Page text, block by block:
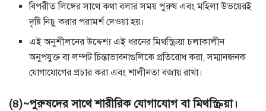
বিপরীত লিঙ্গের সাথে কথা বলার সময় পুরুষ এবং মহিলা উভয়েরই
দৃষ্টি নিচু করার পরামর্শ দেওয়া হয়।
এই অনুশীলনের উদ্দেশ্য এই ধরনের মিথস্ক্রিয়া চলাকালীন
অনুপযুক্ত বা লম্পট চিন্তাভাবনাগুলিকে প্রতিরোধ করা, সম্মানজনক
যোগাযোগের প্রচার করা এবং শালীনতা বজায় রাখা।
(৪)~পুরুষদের সাথে শারীরিক যোগাযোগ বা মিথস্ক্রিয়া।